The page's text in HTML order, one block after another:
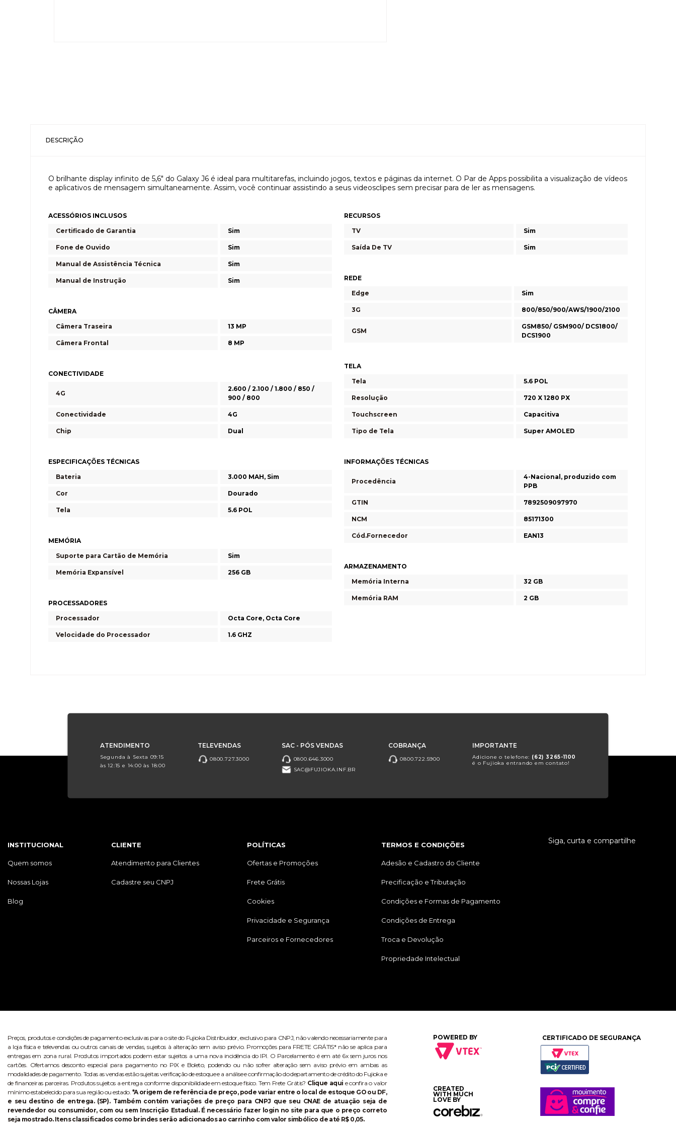
DESCRIÇÃO
O brilhante display infinito de 5,6" do Galaxy J6 é ideal para multitarefas, incluindo jogos, textos e páginas da internet. O Par de Apps possibilita a visualização de vídeos
e aplicativos de mensagem simultaneamente. Assim, você continuar assistindo a seus videosclipes sem precisar para de ler as mensagens.
ACESSÓRIOS INCLUSOS
Certificado de Garantia
Sim
Fone de Ouvido Sim
Manual de Assistência Técnica Sim
Manual de Instrução Sim
CÂMERA
Câmera Traseira
13 MP
Câmera Frontal 8 MP
CONECTIVIDADE
4G
2.600 / 2.100 / 1.800 / 850 /
900 / 800
Conectividade 4G
Chip Dual
ESPECIFICAÇÕES TÉCNICAS
Bateria
3.000 MAH, Sim
Cor Dourado
Tela 5.6 POL
MEMÓRIA
Suporte para Cartão de Memória
Sim
Memória Expansível 256 GB
PROCESSADORES
Processador
Octa Core, Octa Core
Velocidade do Processador 1.6 GHZ
RECURSOS
TV
Sim
Saída De TV Sim
REDE
Edge
Sim
3G 800/850/900/AWS/1900/2100
GSM
GSM850/ GSM900/ DCS1800/
DCS1900
TELA
Tela
5.6 POL
Resolução 720 X 1280 PX
Touchscreen Capacitiva
Tipo de Tela Super AMOLED
INFORMAÇÕES TÉCNICAS
Procedência
4-Nacional, produzido com
PPB
GTIN 7892509097970
NCM 85171300
Cód.Fornecedor EAN13
ARMAZENAMENTO
Memória Interna
32 GB
Memória RAM 2 GB
ATENDIMENTO
Segunda à Sexta 09:15
às 12:15 e 14:00 às 18:00
TELEVENDAS
0800.727.3000
SAC - PÓS VENDAS
0800.646.3000
SAC@FUJIOKA.INF.BR
COBRANÇA
0800.722.5900
IMPORTANTE
Adicione o telefone: (62) 3265-1100
é o Fujioka entrando em contato!
INSTITUCIONAL
Quem somos
Nossas Lojas
Blog
CLIENTE
Atendimento para Clientes
Cadastre seu CNPJ
POLÍTICAS
Ofertas e Promoções
Frete Grátis
Cookies
Privacidade e Segurança
Parceiros e Fornecedores
TERMOS E CONDIÇÕES
Adesão e Cadastro do Cliente
Precificação e Tributação
Condições e Formas de Pagamento
Condições de Entrega
Troca e Devolução
Propriedade Intelectual
Siga, curta e compartilhe
Preços, produtos e condições de pagamento exclusivas para o site do Fujioka Distribuidor, exclusivo para CNPJ, não valendo necessariamente para
a loja física e televendas ou outros canais de vendas, sujeitos à alteração sem aviso prévio. Promoções para FRETE GRÁTIS* não se aplica para
entregas em zona rural. Produtos importados podem estar sujeitos a uma nova incidência do IPI. O Parcelamento é em até 6x sem juros nos
cartões. Ofertamos desconto especial para pagamento no PIX e Boleto, podendo ou não sofrer alteração sem aviso prévio em ambas as
modalidades de pagamento. Todas as vendas estão sujeitas verificação de estoque e a análise e confirmação do departamento de crédito do Fujioka e
de financeiras parceiras. Produtos sujeitos a entrega conforme disponibilidade em estoque físico. Tem Frete Grátis? Clique aqui e confira o valor
mínimo estabelecido para sua região ou estado. *A origem de referência de preço, pode variar entre o local de estoque GO ou DF,
e seu destino de entrega. (SP). Também contém variações de preço para CNPJ que seu CNAE de atuação seja de
revendedor ou consumidor, com ou sem Inscrição Estadual. É necessário fazer login no site para que o preço correto
seja mostrado. Itens classificados como brindes serão adicionados ao carrinho com valor simbólico de até R$ 0,05.
POWERED BY
CREATED
WITH MUCH
LOVE BY
CERTIFICADO DE SEGURANÇA